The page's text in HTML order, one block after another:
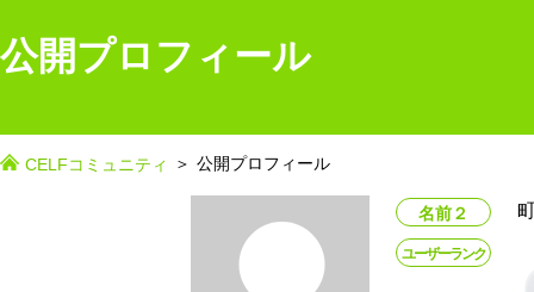
公開プロフィール
CELFコミュニティ 公開プロフィール
名前２
ユーザーランク